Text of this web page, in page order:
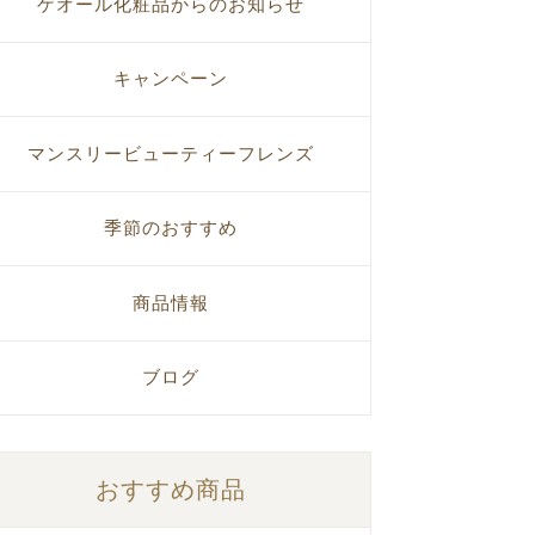
ゲオール化粧品からのお知らせ
キャンペーン
マンスリービューティーフレンズ
季節のおすすめ
商品情報
ブログ
おすすめ商品